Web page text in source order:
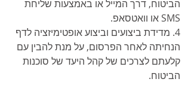
הביטוח, דרך המייל או באמצעות שליחת
SMS או וואטסאפ.
4. מדידת ביצועים וביצוע אופטימיזציה לדף
הנחיתה לאחר הפרסום, על מנת להבין עם
קלעתם לצרכים של קהל היעד של סוכנות
הביטוח.